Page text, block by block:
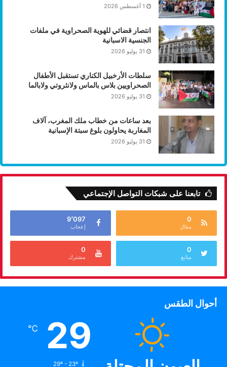
1 أغسطس 2026
انتصار قضائي للهوية الصحراوية في ملفات
الجنسية الاسبانية
31 يوليو 2026
سلطات الأرخبيل الكناري تستقبل الأطفال
الصحراويين بلاس بالماس ولانثروتي ولابالما
31 يوليو 2026
بعد ساعات من خطاب ملك المغرب، آلاف
المغاربة يحاولون بلوغ سبتة الإسبانية
31 يوليو 2026
تابعنا على شبكات التواصل الإجتماعي
0
مقال
9٬097
إعجاب
0
متابع
0
مشترك
أحوال الطقس
29
℃
29º - 23º